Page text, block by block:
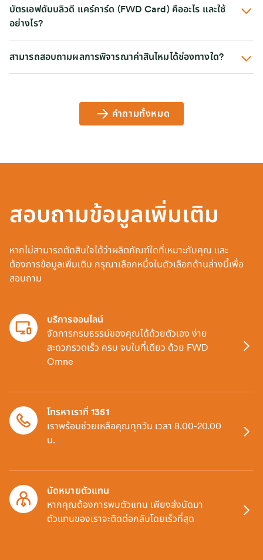
บัตรเอฟดับบลิวดี แคร์การ์ด (FWD Card) คืออะไร และใช้
อย่างไร?
สามารถสอบถามผลการพิจารณาค่าสินไหมได้ช่องทางใด?
คำถามทั้งหมด
สอบถามข้อมูลเพิ่มเติม
หากไม่สามารถตัดสินใจได้ว่าผลิตภัณฑ์ใดที่เหมาะกับคุณ และ
ต้องการข้อมูลเพิ่มเติม กรุณาเลือกหนึ่งในตัวเลือกด้านล่างนี้เพื่อ
สอบถาม
บริการออนไลน์
จัดการกรมธรรม์ของคุณได้ด้วยตัวเอง ง่าย
สะดวกรวดเร็ว ครบ จบในที่เดียว ด้วย FWD
Omne
โทรหาเราที่ 1351
เราพร้อมช่วยเหลือคุณทุกวัน เวลา 8.00-20.00
น.
นัดหมายตัวแทน
หากคุณต้องการพบตัวแทน เพียงส่งนัดมา
ตัวแทนของเราจะติดต่อกลับโดยเร็วที่สุด